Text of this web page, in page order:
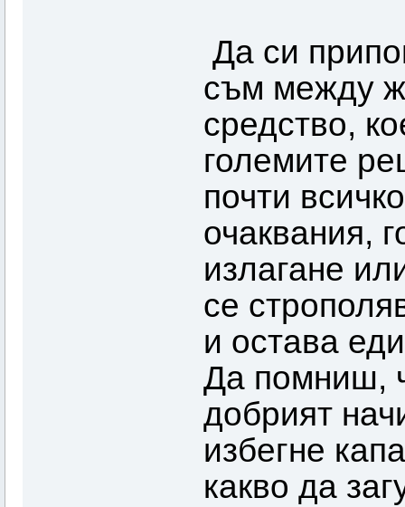
Да си
съм между
средство,
големите
почти
очаквания,
излагане
се
и остава
Да помниш,
добрият
избегне
какво да